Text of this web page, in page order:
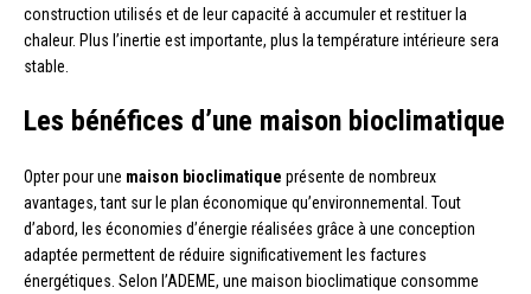
construction utilisés et de leur capacité à accumuler et restituer la
chaleur. Plus l’inertie est importante, plus la température intérieure sera
stable.
Les bénéfices d’une maison bioclimatique
Opter pour une maison bioclimatique présente de nombreux
avantages, tant sur le plan économique qu’environnemental. Tout
d’abord, les économies d’énergie réalisées grâce à une conception
adaptée permettent de réduire significativement les factures
énergétiques. Selon l’ADEME, une maison bioclimatique consomme